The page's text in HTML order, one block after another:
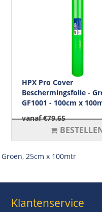
HPX Pro Cover
Beschermingsfolie -
GF1001 - 100cm x
vanaf €79,65
Groen, 25cm x 100mtr
Klantenservice